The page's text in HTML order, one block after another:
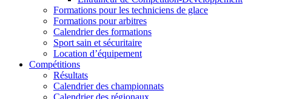
Formations pour les techniciens de glace
Formations pour arbitres
Calendrier des formations
Sport sain et sécuritaire
Location d’équipement
Compétitions
Résultats
Calendrier des championnats
Calendrier des régionaux